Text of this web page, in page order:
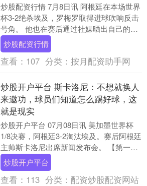
炒股配资行情 7月8日讯 阿根廷在本场世界
杯3-2绝杀埃及，罗梅罗取得进球吹响反击
号角。 他也在赛后通过社媒晒出自己的比
赛照以及亲吻梅西的合照炒股配资行情，
并配....
炒股配资行情
查看： 107 分类： 按月配资助手网
炒股开户平台 斯卡洛尼：不想就换人
来邀功，球员们知道怎么踢好球，这
就是现实
炒股开户平台 07月08日讯 美加墨世界杯
1/8决赛，阿根廷3-2淘汰埃及。赛后阿根廷
主帅斯卡洛尼出席新闻发布会。 【第一部
分】斯卡洛尼：落后时尝试逆转是我们
毕....
炒股开户平台
查看： 113 分类： 配资炒股配资网站